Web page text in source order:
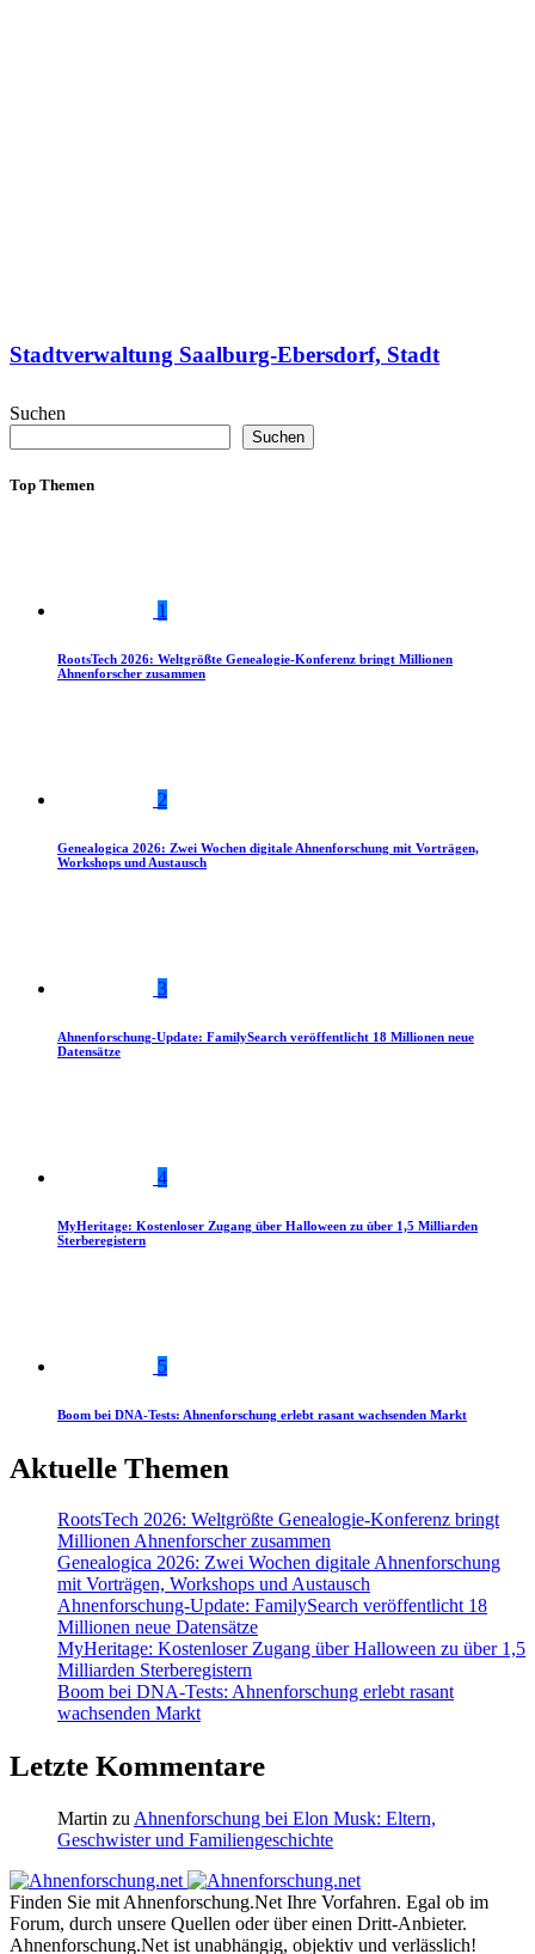
Stadtverwaltung Saalburg-Ebersdorf, Stadt
Suchen
Suchen
Top Themen
1
RootsTech 2026: Weltgrößte Genealogie-Konferenz bringt Millionen
Ahnenforscher zusammen
2
Genealogica 2026: Zwei Wochen digitale Ahnenforschung mit Vorträgen,
Workshops und Austausch
3
Ahnenforschung-Update: FamilySearch veröffentlicht 18 Millionen neue
Datensätze
4
MyHeritage: Kostenloser Zugang über Halloween zu über 1,5 Milliarden
Sterberegistern
5
Boom bei DNA-Tests: Ahnenforschung erlebt rasant wachsenden Markt
Aktuelle Themen
RootsTech 2026: Weltgrößte Genealogie-Konferenz bringt
Millionen Ahnenforscher zusammen
Genealogica 2026: Zwei Wochen digitale Ahnenforschung
mit Vorträgen, Workshops und Austausch
Ahnenforschung-Update: FamilySearch veröffentlicht 18
Millionen neue Datensätze
MyHeritage: Kostenloser Zugang über Halloween zu über 1,5
Milliarden Sterberegistern
Boom bei DNA-Tests: Ahnenforschung erlebt rasant
wachsenden Markt
Letzte Kommentare
Martin zu Ahnenforschung bei Elon Musk: Eltern,
Geschwister und Familiengeschichte
Finden Sie mit Ahnenforschung.Net Ihre Vorfahren. Egal ob im
Forum, durch unsere Quellen oder über einen Dritt-Anbieter.
Ahnenforschung.Net ist unabhängig, objektiv und verlässlich!